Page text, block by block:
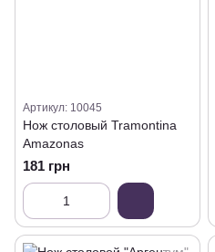
Артикул: 10045
Нож столовый Tramontina
Amazonas
181 грн